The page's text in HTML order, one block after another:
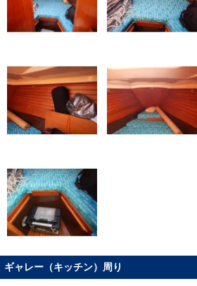
ギャレー（キッチン）周り